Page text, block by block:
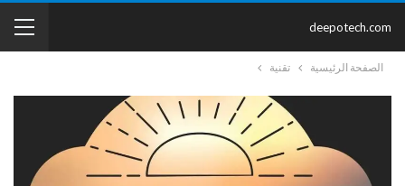
deepotech.com
الصفحة الرئيسية تقنية